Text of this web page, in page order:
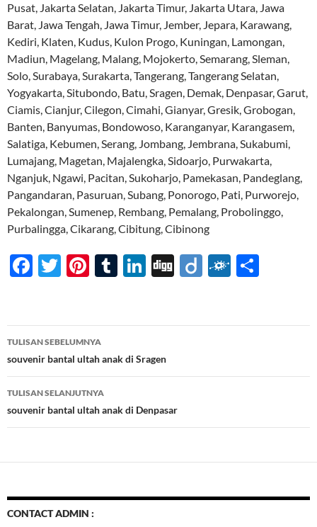
Pusat, Jakarta Selatan, Jakarta Timur, Jakarta Utara, Jawa
Barat, Jawa Tengah, Jawa Timur, Jember, Jepara, Karawang,
Kediri, Klaten, Kudus, Kulon Progo, Kuningan, Lamongan,
Madiun, Magelang, Malang, Mojokerto, Semarang, Sleman,
Solo, Surabaya, Surakarta, Tangerang, Tangerang Selatan,
Yogyakarta, Situbondo, Batu, Sragen, Demak, Denpasar, Garut,
Ciamis, Cianjur, Cilegon, Cimahi, Gianyar, Gresik, Grobogan,
Banten, Banyumas, Bondowoso, Karanganyar, Karangasem,
Salatiga, Kebumen, Serang, Jombang, Jembrana, Sukabumi,
Lumajang, Magetan, Majalengka, Sidoarjo, Purwakarta,
Nganjuk, Ngawi, Pacitan, Sukoharjo, Pamekasan, Pandeglang,
Pangandaran, Pasuruan, Subang, Ponorogo, Pati, Purworejo,
Pekalongan, Sumenep, Rembang, Pemalang, Probolinggo,
Purbalingga, Cikarang, Cibitung, Cibinong
F
b
o
o
k
T
er
Pi
es
t
T
bl
r
Li
e
dI
n
Di Di F
d e
Navigasi
Tulisan
TULISAN SEBELUMNYA
souvenir bantal ultah anak di Sragen
TULISAN SELANJUTNYA
souvenir bantal ultah anak di Denpasar
CONTACT ADMIN :